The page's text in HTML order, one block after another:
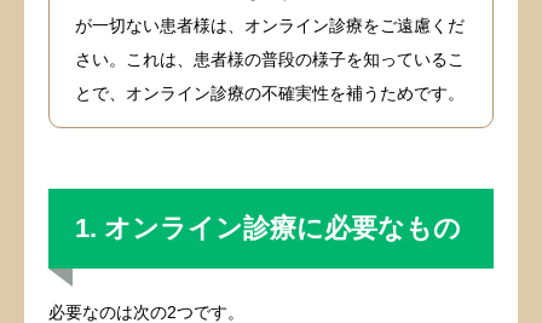
が一切ない患者様は、オンライン診療をご遠慮くだ
さい。これは、患者様の普段の様子を知っているこ
とで、オンライン診療の不確実性を補うためです。
1. オンライン診療に必要なもの
必要なのは次の2つです。